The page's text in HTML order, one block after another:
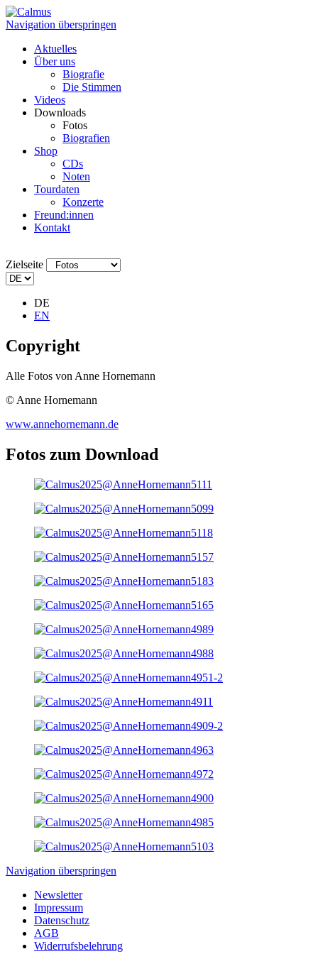
Navigation überspringen
Aktuelles
Über uns
Biografie
Die Stimmen
Videos
Downloads
Fotos
Biografien
Shop
CDs
Noten
Tourdaten
Konzerte
Freund:innen
Kontakt
Zielseite
DE
EN
Copyright
Alle Fotos von Anne Hornemann
© Anne Hornemann
www.annehornemann.de
Fotos zum Download
Navigation überspringen
Newsletter
Impressum
Datenschutz
AGB
Widerrufsbelehrung